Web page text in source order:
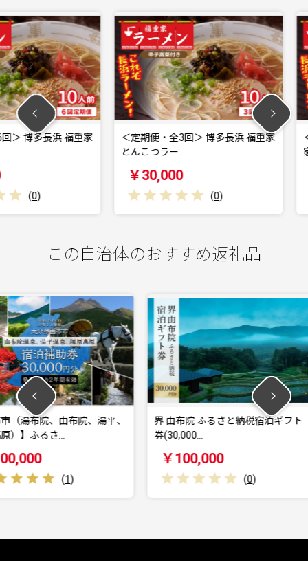
浜 福重家
＜定期便・全3回＞ 博多長浜 福重家
とんこつラー…
￥30,000
(0 )
＜定期便
家 とんこ
この自治体のおすすめ返礼品
院、湯平、
界 由布院 ふるさと納税宿泊ギフト
(0 )
【大分県